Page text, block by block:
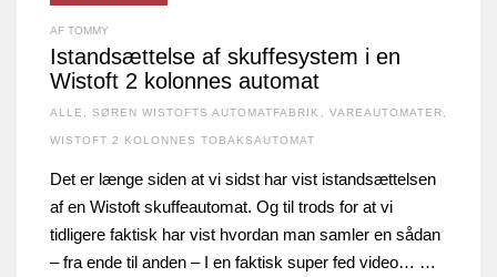
AF TOMMY
Istandsættelse af skuffesystem i en
Wistoft 2 kolonnes automat
ALLE SØREN WISTOFTS AUTOMATFABRIK VAREAUTOMATER
WISTOFT 2 KOLONNES TOBAKSAUTOMAT
Det er længe siden at vi sidst har vist istandsættelsen
af en Wistoft skuffeautomat. Og til trods for at vi
tidligere faktisk har vist hvordan man samler en sådan
– fra ende til anden – I en faktisk super fed video… …